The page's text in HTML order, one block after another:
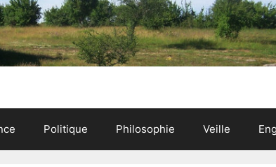
Politique Philosophie Veille